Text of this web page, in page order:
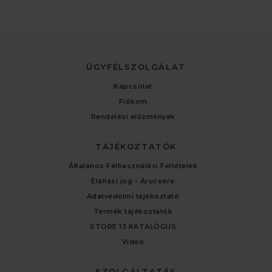
ÜGYFÉLSZOLGÁLAT
Kapcsolat
Fiókom
Rendelési előzmények
TÁJÉKOZTATÓK
Általános Felhasználási Feltételek
Elállási jog - Árucsere
Adatvédelmi tájékoztató
Termék tájékoztatók
STORE 13 KATALÓGUS
Video